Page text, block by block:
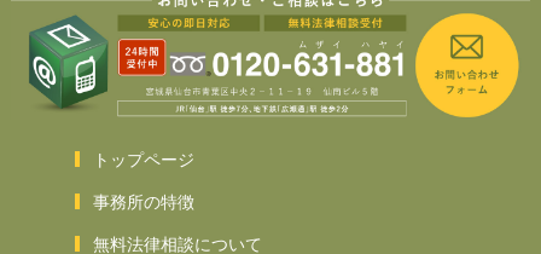
トップページ
事務所の特徴
無料法律相談について